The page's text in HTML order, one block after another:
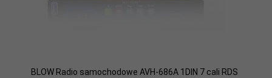
BLOW Radio samochodowe AVH-686A 1DIN 7 cali RDS